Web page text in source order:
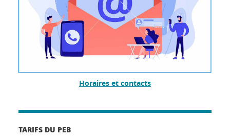
Horaires et contacts
TARIFS DU PEB